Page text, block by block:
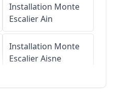
Installation Monte
EscalierAin
Installation Monte
EscalierAisne
Installation Monte